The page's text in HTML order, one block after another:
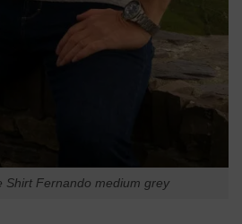
Shirt Fernando medium grey